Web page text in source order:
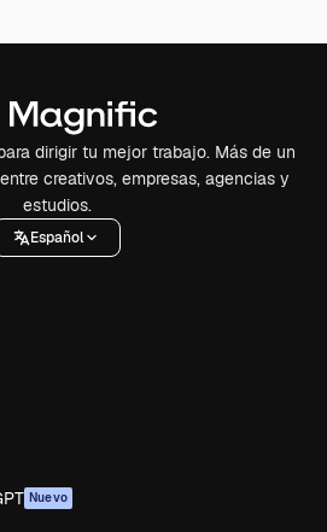
dirigir tu mejor trabajo. Más de un
creativos, empresas, agencias y
estudios.
Español
Nuevo